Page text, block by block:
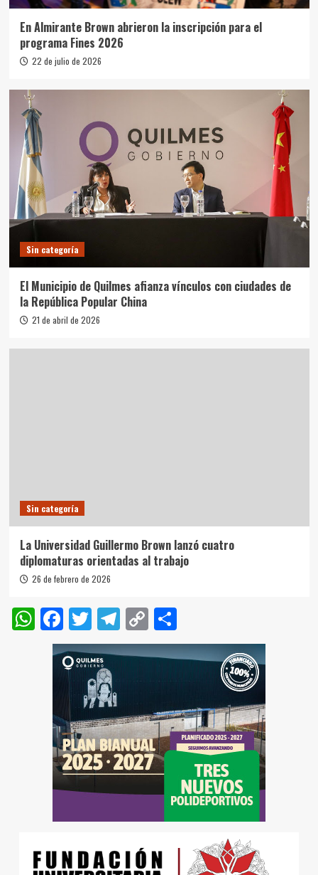
En Almirante Brown abrieron la inscripción para el
programa Fines 2026
22 de julio de 2026
Sin categoría
El Municipio de Quilmes afianza vínculos con ciudades de
la República Popular China
21 de abril de 2026
Sin categoría
La Universidad Guillermo Brown lanzó cuatro
diplomaturas orientadas al trabajo
26 de febrero de 2026
WhatsApp
Facebook
Twitter
Telegram
Copy
Link
Compartir